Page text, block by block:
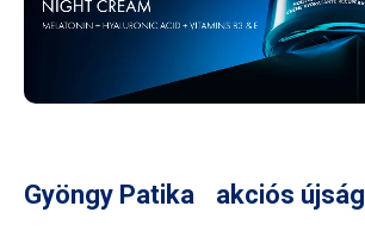
Gyöngy Patika akciós újság